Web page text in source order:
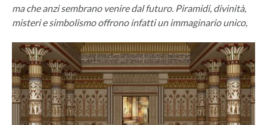
ma che anzi sembrano venire dal futuro. Piramidi, divinità,
misteri e simbolismo offrono infatti un immaginario unico,